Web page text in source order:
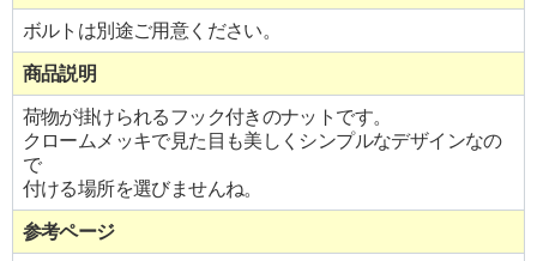
ボルトは別途ご用意ください。
商品説明
荷物が掛けられるフック付きのナットです。
クロームメッキで見た目も美しくシンプルなデザインなの
で
付ける場所を選びませんね。
参考ページ